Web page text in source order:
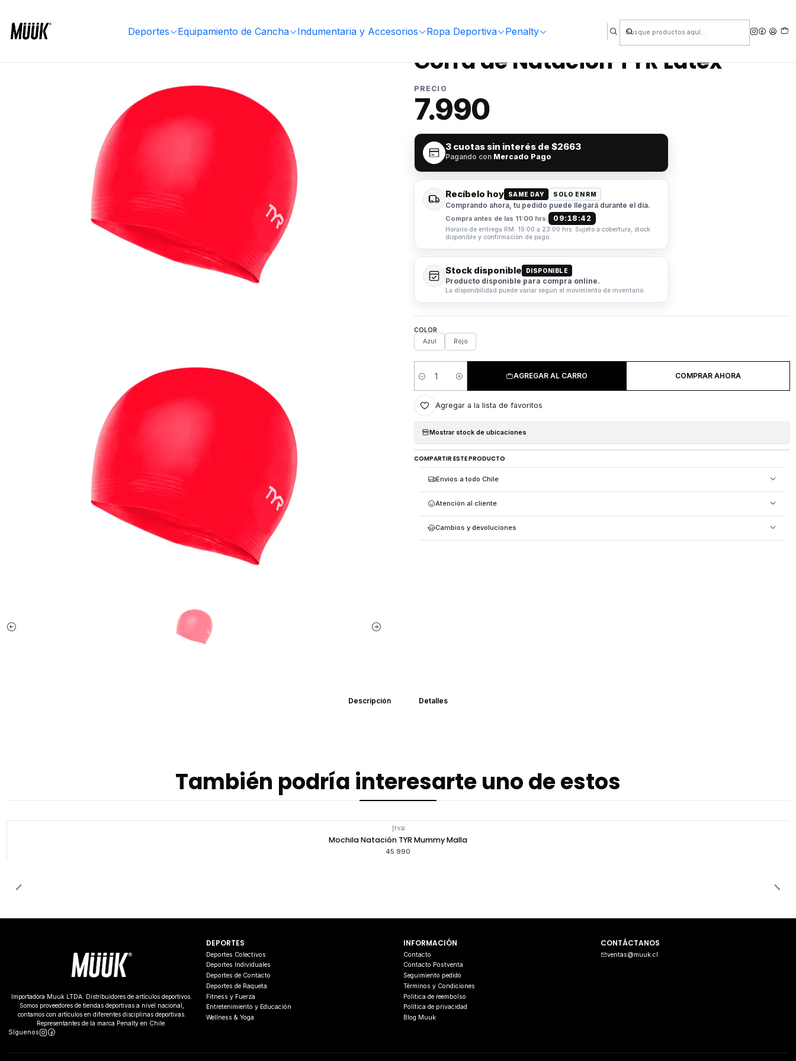
Deportes Equipamiento de Cancha Indumentaria y Accesorios Ropa Deportiva Penalty
Gorra de Natación TYR Latex
PRECIO
7.990
3 cuotas sin interés de $2663
Pagando con Mercado Pago
Recíbelo hoy SAME DAY SOLO EN RM
Comprando ahora, tu pedido puede llegará durante el día.
Compra antes de las 11:00 hrs: 09:18:41
Horario de entrega RM: 19:00 a 23:00 hrs. Sujeto a cobertura, stock
disponible y confirmación de pago.
Stock disponible DISPONIBLE
Producto disponible para compra online.
La disponibilidad puede variar según el movimiento de inventario.
COLOR
Azul Rojo
Cantidad
AGREGAR AL CARRO COMPRAR AHORA
Agregar a la lista de favoritos
Mostrar stock de ubicaciones
COMPARTIR ESTE PRODUCTO
Envíos a todo Chile
Atención al cliente
Cambios y devoluciones
Descripción Detalles
También podría interesarte uno de estos
TYR
Mochila Natación TYR Mummy Malla
45.990
Importadora Muuk LTDA. Distribuidores de artículos deportivos.
Somos proveedores de tiendas deportivas a nivel nacional,
contamos con artículos en diferentes disciplinas deportivas.
Representantes de la marca Penalty en Chile.
Síguenos
DEPORTES
Deportes Colectivos
Deportes Individuales
Deportes de Contacto
Deportes de Raqueta
Fitness y Fuerza
Entretenimiento y Educación
Wellness & Yoga
INFORMACIÓN
Contacto
Contacto Postventa
Seguimiento pedido
Términos y Condiciones
Politica de reembolso
Política de privacidad
Blog Muuk
CONTÁCTANOS
ventas@muuk.cl